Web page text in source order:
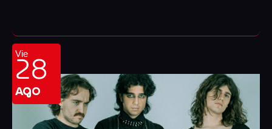
Vie
28
AGO